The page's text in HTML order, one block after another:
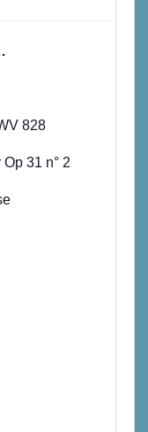
828
31 n° 2